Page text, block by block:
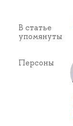
В статье
упомянуты
Персоны